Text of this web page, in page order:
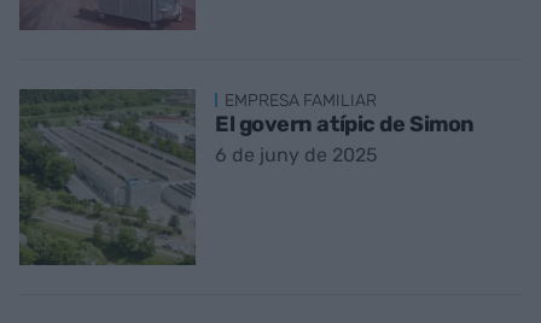
EMPRESA FAMILIAR
El govern atípic de Simon
6 de juny de 2025